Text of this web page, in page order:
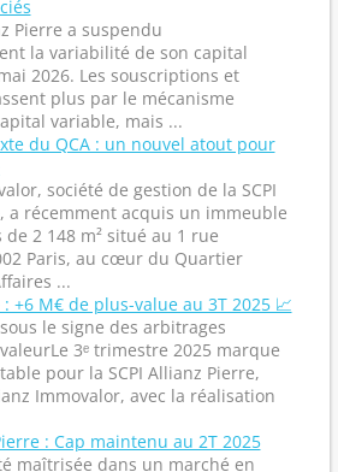
Pierre a suspendu
la variabilité de son capital
2026. Les souscriptions et
plus par le mécanisme
variable, mais ...
du QCA : un nouvel atout pour
société de gestion de la SCPI
a récemment acquis un immeuble
2 148 m² situé au 1 rue
Paris, au cœur du Quartier
...
+6 M€ de plus-value au 3T 2025 📈
le signe des arbitrages
3ᵉ trimestre 2025 marque
pour la SCPI Allianz Pierre,
Immovalor, avec la réalisation
: Cap maintenu au 2T 2025
maîtrisée dans un marché en